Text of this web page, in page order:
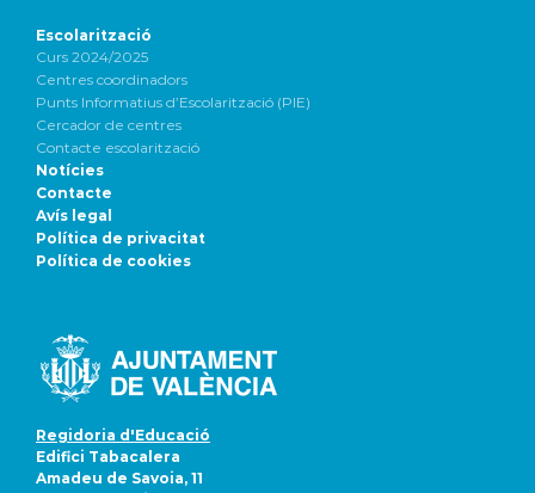
Escolarització
Curs 2024/2025
Centres coordinadors
Punts Informatius d’Escolarització (PIE)
Cercador de centres
Contacte escolarització
Notícies
Contacte
Avís legal
Política de privacitat
Política de cookies
Regidoria d'Educació
Edifici Tabacalera
Amadeu de Savoia, 11